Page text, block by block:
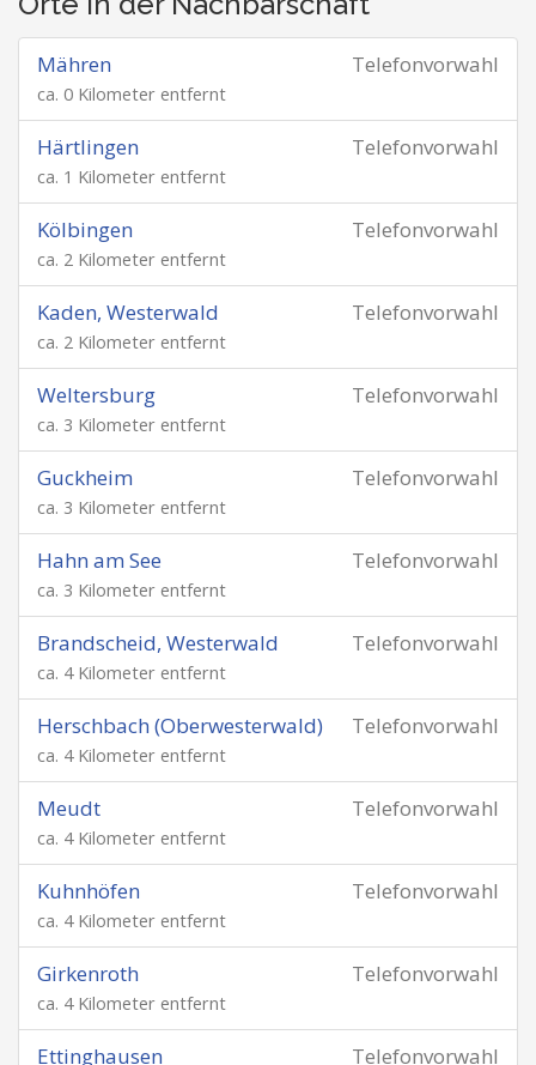
Telefonvorwahl
Mähren
ca. 0 Kilometer entfernt
Telefonvorwahl
Härtlingen
ca. 1 Kilometer entfernt
Telefonvorwahl
Kölbingen
ca. 2 Kilometer entfernt
Telefonvorwahl
Kaden, Westerwald
ca. 2 Kilometer entfernt
Telefonvorwahl
Weltersburg
ca. 3 Kilometer entfernt
Telefonvorwahl
Guckheim
ca. 3 Kilometer entfernt
Telefonvorwahl
Hahn am See
ca. 3 Kilometer entfernt
Telefonvorwahl
Brandscheid, Westerwald
ca. 4 Kilometer entfernt
Telefonvorwahl
Herschbach (Oberwesterwald)
ca. 4 Kilometer entfernt
Telefonvorwahl
Meudt
ca. 4 Kilometer entfernt
Telefonvorwahl
Kuhnhöfen
ca. 4 Kilometer entfernt
Telefonvorwahl
Girkenroth
ca. 4 Kilometer entfernt
Telefonvorwahl
Ettinghausen